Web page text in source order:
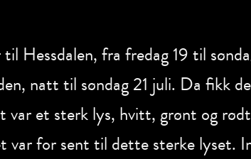
Hessdalen, fra fredag 19 til
natt til søndag 21 juli. Da fikk
var et sterk lys, hvitt, grønt og
var for sent til dette sterke lyset.